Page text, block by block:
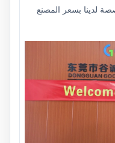
لدينا بسعر المصنع